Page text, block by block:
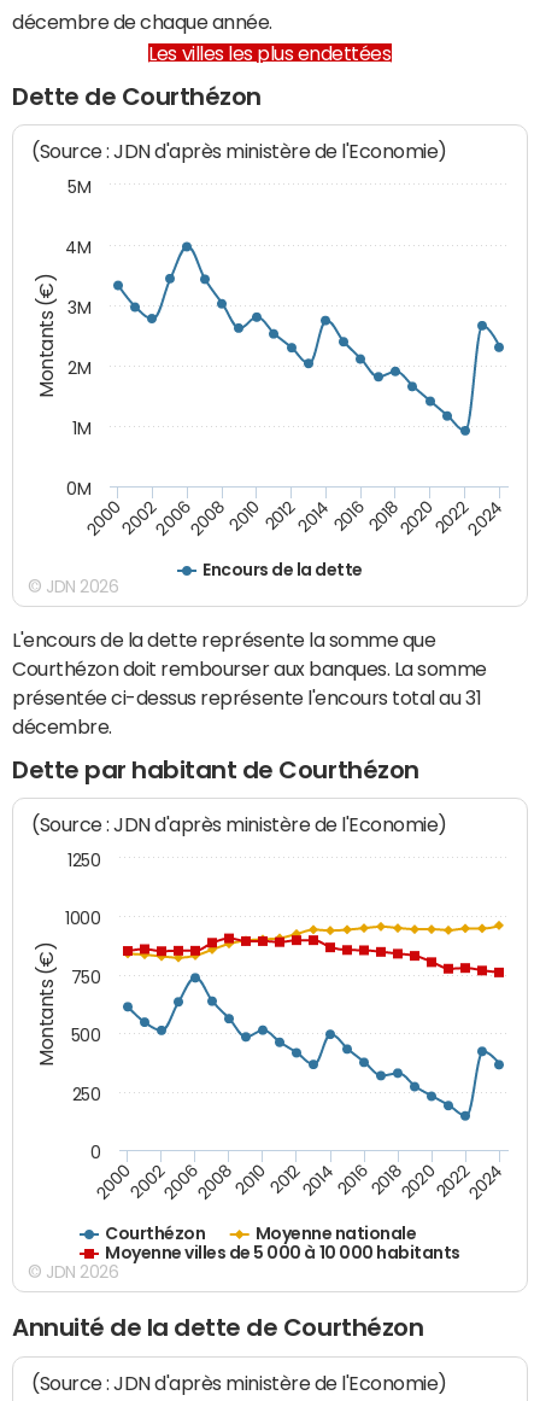
décembre de chaque année.
Les villes les plus endettées
Dette de Courthézon
Montants (€)
(Source : JDN d'après ministère de l'Economie)
Encours de la dette
20002002200620082010 2012201420162018202020222024
0M
1M
2M
3M
4M
5M
© JDN 2026
L'encours de la dette représente la somme que
Courthézon doit rembourser aux banques. La somme
présentée ci-dessus représente l'encours total au 31
décembre.
Dette par habitant de Courthézon
Montants (€)
(Source : JDN d'après ministère de l'Economie)
Courthézon
Moyenne nationale
Moyenne villes de 5 000 à 10 000 habitants
200020022006200820102012201420162018202020222024
0
250
500
750
1000
1250
© JDN 2026
Annuité de la dette de Courthézon
(Source : JDN d'après ministère de l'Economie)